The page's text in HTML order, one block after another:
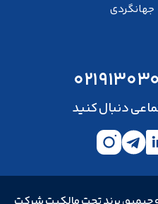
جهانگردی
دنبال کنید